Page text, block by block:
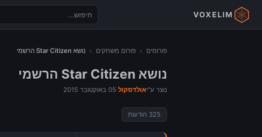
VOXELIM
פורומים › פורום משחקים › נושא Star Citizen הרשמי
נושא Star Citizen הרשמי
נוצר ע"יאולדסקול·05 באוקטובר 2015
325 הודעות